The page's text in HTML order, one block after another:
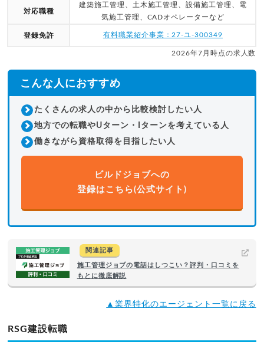
対応職種
建築施工管理、土木施工管理、設備施工管理、電
気施工管理、CADオペレーターなど
登録免許 有料職業紹介事業：27-ユ-300349
2026年7月時点の求人数
こんな人におすすめ
たくさんの求人の中から比較検討したい人
地方での転職やUターン・Iターンを考えている人
働きながら資格取得を目指したい人
ビルドジョブへの
登録はこちら(公式サイト)
関連記事
施工管理ジョブの電話はしつこい？評判・口コミを
もとに徹底解説
▲業界特化のエージェント一覧に戻る
RSG建設転職